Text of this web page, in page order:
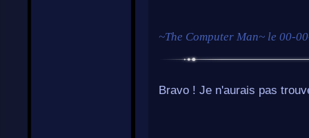
~The Computer Man~ le 00-
Bravo ! Je n'aurais pas